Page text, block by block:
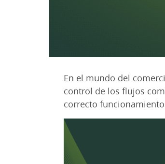
En el mundo del
control de los flujos
correcto